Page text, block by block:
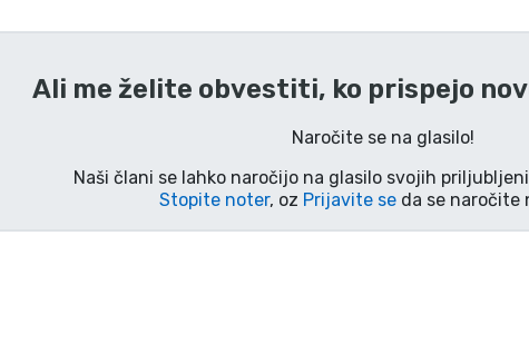
Ali me želite obvestiti, ko prispejo
Naročite se na glasilo!
Naši člani se lahko naročijo na glasilo svojih
Stopite noter, oz Prijavite seda se naročite